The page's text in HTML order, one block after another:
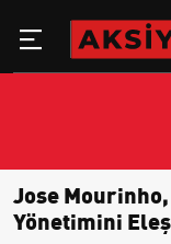
Jose
Yönetimini